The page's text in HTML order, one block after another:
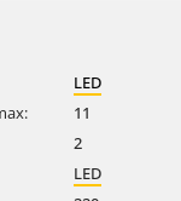
LED
11
2
LED